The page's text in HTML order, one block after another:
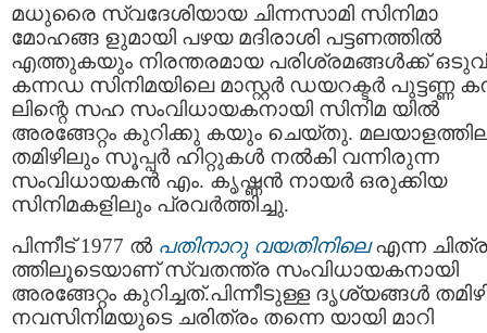
മധുരൈ സ്വദേശിയായ ചിന്നസാമി സിനിമാ
മോഹങ്ങ ളുമായി പഴയ മദിരാശി പട്ടണത്തിൽ
എത്തുകയും നിരന്തരമായ പരിശ്രമങ്ങൾക്ക്
കന്നഡ സിനിമയിലെ മാസ്റ്റർ ഡയറക്ടർ പുട്ടണ്ണ
ലിന്റെ സഹ സംവിധായകനായി സിനിമ യിൽ
അരങ്ങേറ്റം കുറിക്കു കയും ചെയ്തു.
തമിഴിലും സൂപ്പർ ഹിറ്റുകൾ നൽകി വന്നിരുന്ന
സംവിധായകൻ എം. കൃഷ്ണൻ നായർ ഒരുക്കിയ
സിനിമകളിലും പ്രവർത്തിച്ചു.
പിന്നീട് 1977 ൽ പതിനാറു വയതിനിലെ എന്ന ചിത്ര
ത്തിലൂടെയാണ് സ്വതന്ത്ര സംവിധായകനായി
അരങ്ങേറ്റം കുറിച്ചത്.പിന്നീടുള്ള ദൃശ്യങ്ങൾ
നവസിനിമയുടെ ചരിത്രം തന്നെ യായി മാറി